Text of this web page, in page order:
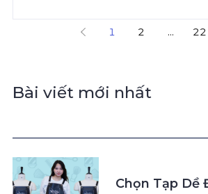
1 2 ... 22
Bài viết mới nhất
Chọn Tạp Dề